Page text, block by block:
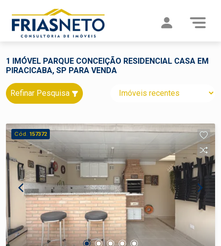
1 IMÓVEL PARQUE CONCEIÇÃO RESIDENCIAL CASA EM
PIRACICABA, SP PARA VENDA
Refinar Pesquisa
Cód. 157372